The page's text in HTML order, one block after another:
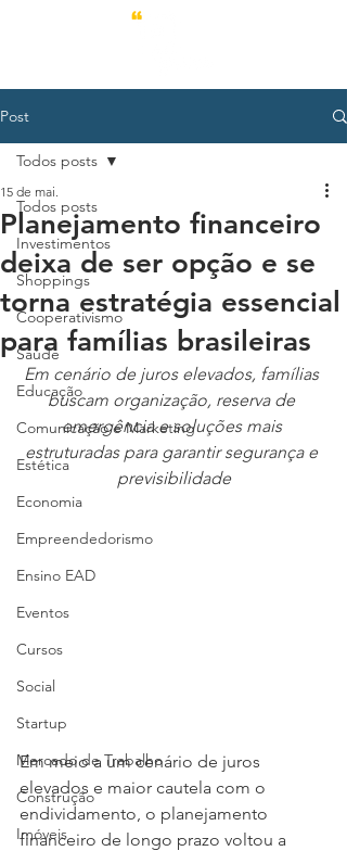
Post
Todos posts
Investimentos
Shoppings
Cooperativismo
Saúde
Educação
Comunicação e Marketing
Estética
Economia
Empreendedorismo
Ensino EAD
Eventos
Cursos
Social
Startup
Mercado de Trabalho
Construção
Imóveis
Todos posts
Planejamento financeiro
deixa de ser opção e se
torna estratégia essencial
para famílias brasileiras
15 de mai.
Em cenário de juros elevados, famílias
buscam organização, reserva de
emergência e soluções mais
estruturadas para garantir segurança e
previsibilidade
Em meio a um cenário de juros
elevados e maior cautela com o
endividamento, o planejamento
financeiro de longo prazo voltou a